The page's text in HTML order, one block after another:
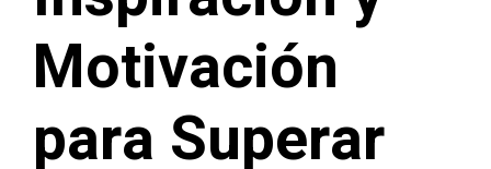
Motivación
para Superar